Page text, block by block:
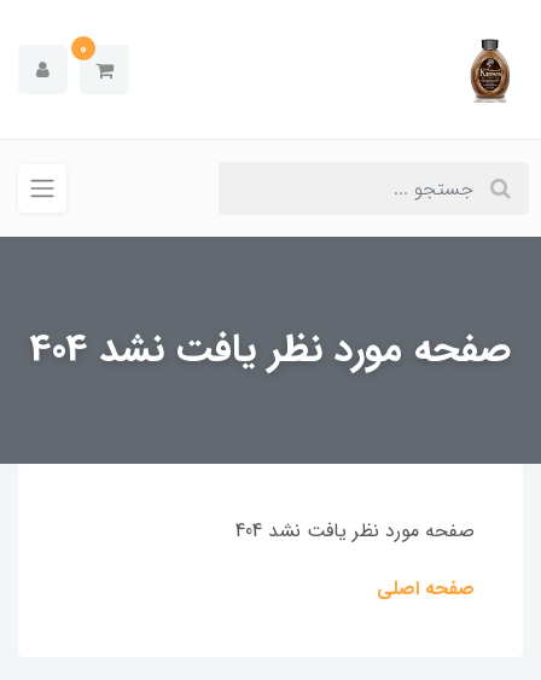
0
صفحه مورد نظر یافت نشد 404
صفحه مورد نظر یافت نشد 404
صفحه اصلی